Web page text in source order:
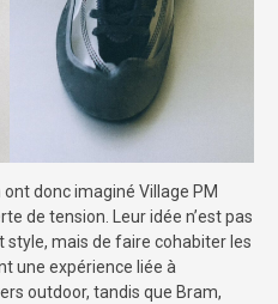
donc imaginé Village PM
de tension. Leur idée n’est pas
mais de faire cohabiter les
une expérience liée à
outdoor, tandis que Bram,